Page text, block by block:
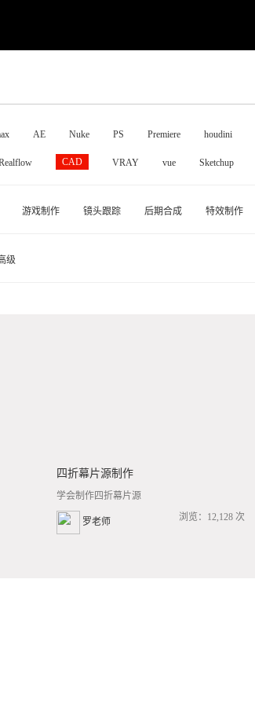
AE Nuke PS Premiere houdini
CAD VRAY vue Sketchup
游戏制作 镜头跟踪 后期合成 特效制作
级
四折幕片源制作
学会制作四折幕片源
罗老师 浏览：12,128 次